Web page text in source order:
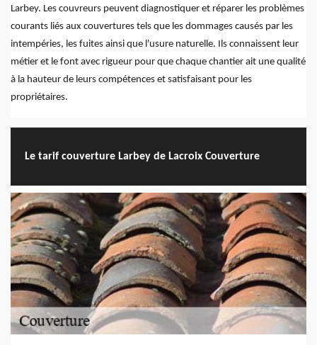
Larbey. Les couvreurs peuvent diagnostiquer et réparer les problèmes
courants liés aux couvertures tels que les dommages causés par les
intempéries, les fuites ainsi que l'usure naturelle. Ils connaissent leur
métier et le font avec rigueur pour que chaque chantier ait une qualité
à la hauteur de leurs compétences et satisfaisant pour les
propriétaires.
Le tarif couverture Larbey de Lacroix Couverture